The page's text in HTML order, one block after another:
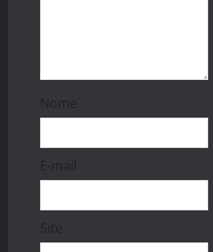
Nome
E-mail
Site